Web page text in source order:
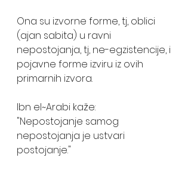
Ona su izvorne forme, tj, oblici
(ajan sabita) u ravni
nepostojanja, tj, ne-egzistencije, i
pojavne forme izviru iz ovih
primarnih izvora.
Ibn el~Arabi kaže:
"Nepostojanje samog
nepostojanja je ustvari
postojanje."